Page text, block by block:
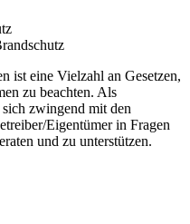
ist eine Vielzahl an Gesetzen,
zu beachten. Als
zwingend mit den
Eigentümer in Fragen
und zu unterstützen.